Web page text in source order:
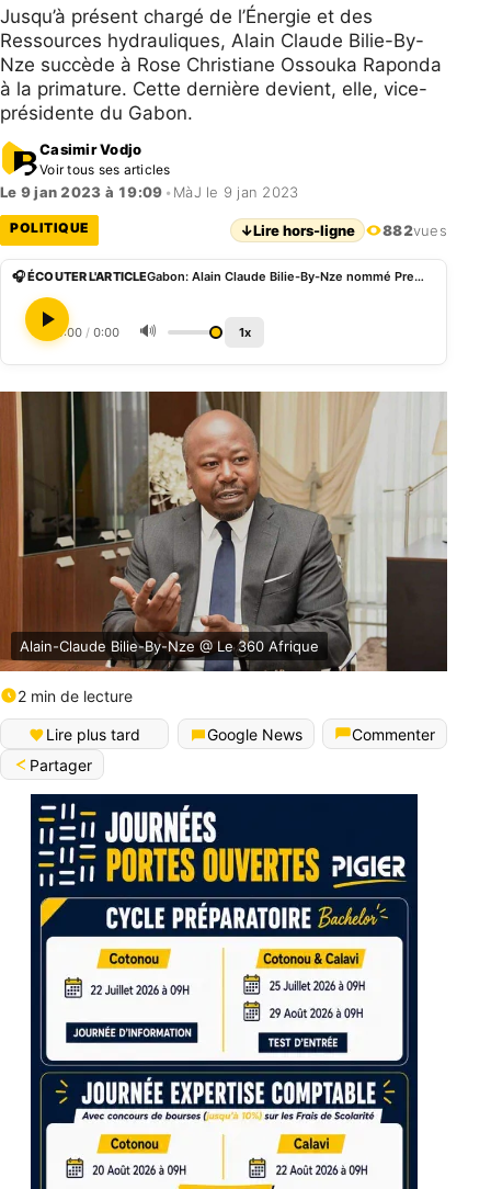
Jusqu’à présent chargé de l’Énergie et des
Ressources hydrauliques, Alain Claude Bilie-By-
Nze succède à Rose Christiane Ossouka Raponda
à la primature. Cette dernière devient, elle, vice-
présidente du Gabon.
Casimir Vodjo
Voir tous ses articles
Le 9 jan 2023 à 19:09 • MàJ le 9 jan 2023
POLITIQUE ↓Lire hors-ligne 882vues
🎧 ÉCOUTER L'ARTICLE Gabon: Alain Claude Bilie-By-Nze nommé Premier ministre, un nouveau gouvernement annoncé
0:00 / 0:00 🔊 1x
Alain-Claude Bilie-By-Nze @ Le 360 Afrique
2 min de lecture
Lire plus tard Google News
Commenter
Partager